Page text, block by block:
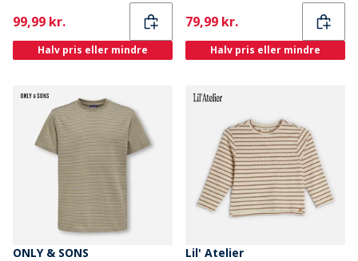
Current
99,99 kr.
Halv pris eller mindre
Current
79,99 kr.
Halv pris eller mindre
ONLY & SONS
Lil' Atelier